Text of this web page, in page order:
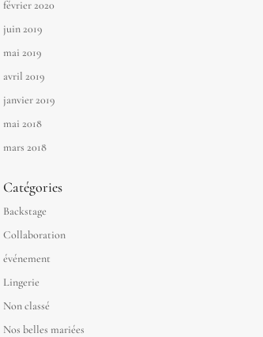
février 2020
juin 2019
mai 2019
avril 2019
janvier 2019
mai 2018
mars 2018
Catégories
Backstage
Collaboration
événement
Lingerie
Non classé
Nos belles mariées